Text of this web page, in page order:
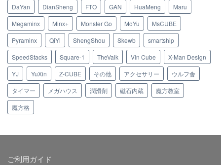
DaYan
DianSheng FTO GAN HuaMeng
Maru
Megaminx
Minx+ Monster Go MoYu
MsCUBE
Pyraminx
QiYi ShengShou Skewb
smartship
SpeedStacks
Square-1 TheValk Vin Cube
X-Man Design
YJ
YuXin Z-CUBE その他 アクセサリー
ウルフ舎
タイマー
メガハウス 潤滑剤 磁石内蔵
魔方教室
魔方格
ご利用ガイド